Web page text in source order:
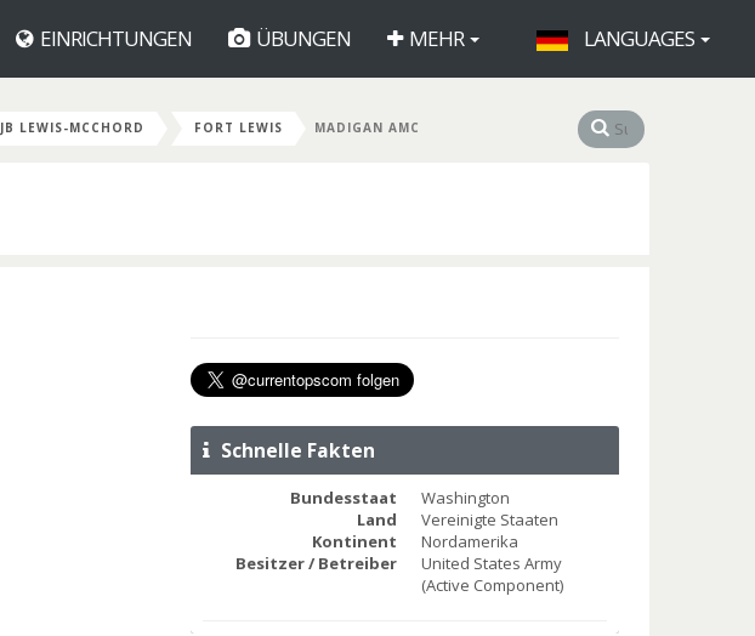
EINRICHTUNGEN ÜBUNGEN MEHR LANGUAGES
JB LEWIS-MCCHORD FORT LEWIS MADIGAN AMC
Schnelle Fakten
Bundesstaat
Washington
Land
Vereinigte Staaten
Kontinent
Nordamerika
Besitzer / Betreiber
United States Army
(Active Component)